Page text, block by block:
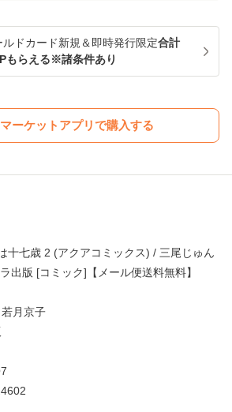
ルドカード新規＆即時発行限定合計
もらえる※諸条件あり
ーケットアプリで購入する
十七歳 2 (アクアコミックス) / 三尾じゅん
出版 [コミック]【メール便送料無料】
月京子